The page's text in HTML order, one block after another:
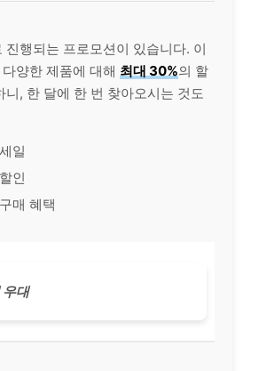
진행되는 프로모션이 있습니다. 이
양한 제품에 대해 최대 30%의 할
니, 한 달에 한 번 찾아오시는 것도
일
인
매 혜택
우대